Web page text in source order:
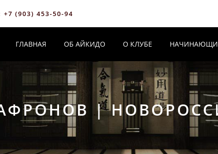
+7 (903) 453-50-94
ГЛАВНАЯ ОБ АЙКИДО О КЛУБЕ
|